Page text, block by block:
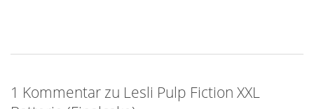
1 Kommentar zu Lesli Pulp Fiction XXL